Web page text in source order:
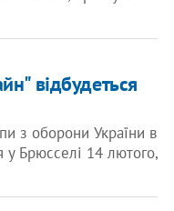
відбудеться
з оборони України в
у Брюсселі 14 лютого,